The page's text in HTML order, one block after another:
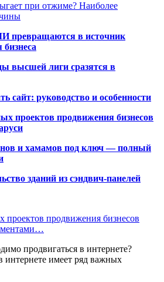
при отжиме? Наиболее
превращаются в источник
бизнеса
высшей лиги сразятся в
сайт: руководство и особенности
проектов продвижения бизнесов
и хамамов под ключ — полный
зданий из сэндвич-панелей
проектов продвижения бизнесов
продвигаться в интернете?
интернете имеет ряд важных